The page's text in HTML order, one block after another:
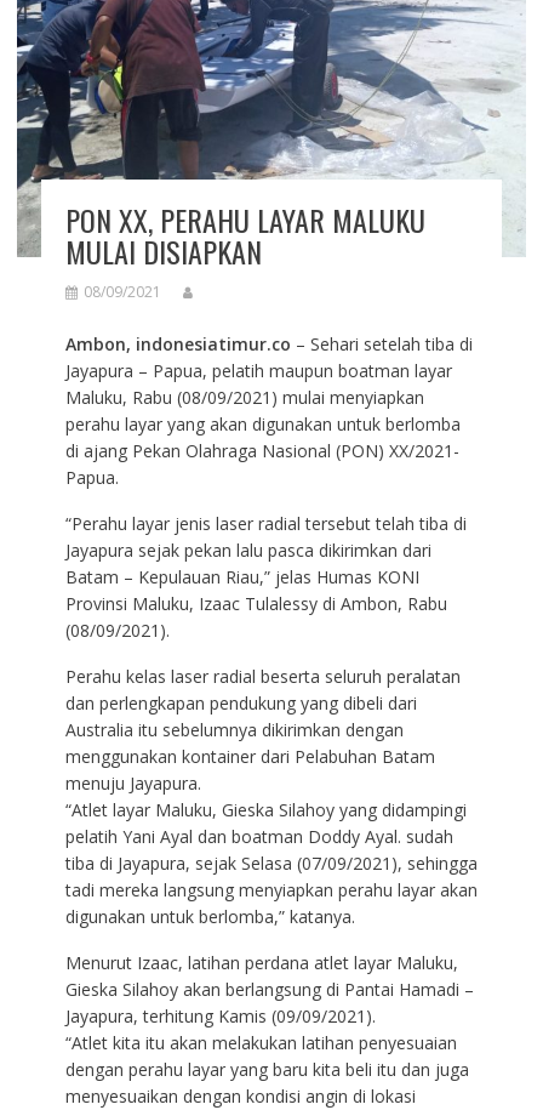
PON XX, PERAHU LAYAR MALUKU
MULAI DISIAPKAN
08/09/2021
Ambon, indonesiatimur.co – Sehari setelah tiba di
Jayapura – Papua, pelatih maupun boatman layar
Maluku, Rabu (08/09/2021) mulai menyiapkan
perahu layar yang akan digunakan untuk berlomba
di ajang Pekan Olahraga Nasional (PON) XX/2021-
Papua.
“Perahu layar jenis laser radial tersebut telah tiba di
Jayapura sejak pekan lalu pasca dikirimkan dari
Batam – Kepulauan Riau,” jelas Humas KONI
Provinsi Maluku, Izaac Tulalessy di Ambon, Rabu
(08/09/2021).
Perahu kelas laser radial beserta seluruh peralatan
dan perlengkapan pendukung yang dibeli dari
Australia itu sebelumnya dikirimkan dengan
menggunakan kontainer dari Pelabuhan Batam
menuju Jayapura.
“Atlet layar Maluku, Gieska Silahoy yang didampingi
pelatih Yani Ayal dan boatman Doddy Ayal. sudah
tiba di Jayapura, sejak Selasa (07/09/2021), sehingga
tadi mereka langsung menyiapkan perahu layar akan
digunakan untuk berlomba,” katanya.
Menurut Izaac, latihan perdana atlet layar Maluku,
Gieska Silahoy akan berlangsung di Pantai Hamadi –
Jayapura, terhitung Kamis (09/09/2021).
“Atlet kita itu akan melakukan latihan penyesuaian
dengan perahu layar yang baru kita beli itu dan juga
menyesuaikan dengan kondisi angin di lokasi